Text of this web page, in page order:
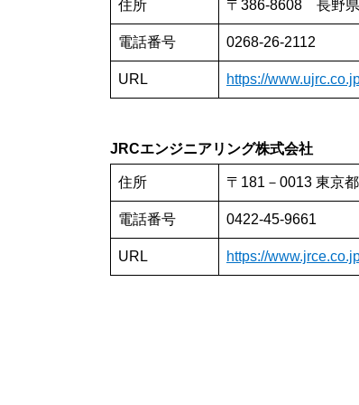
住所 〒386-8608 長野
電話番号 0268-26-2112
URL https://
JRCエンジニアリング株式会社
住所 〒181－0013 東京
電話番号 0422-45-9661
URL https://